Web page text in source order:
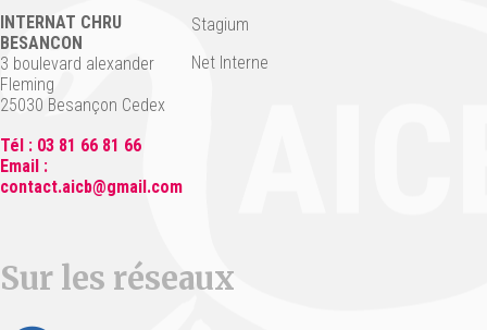
INTERNAT CHRU
BESANCON
3 boulevard alexander
Fleming
25030 Besançon Cedex
Tél : 03 81 66 81 66
Email :
contact.aicb@gmail.com
Stagium
Net Interne
Sur les réseaux